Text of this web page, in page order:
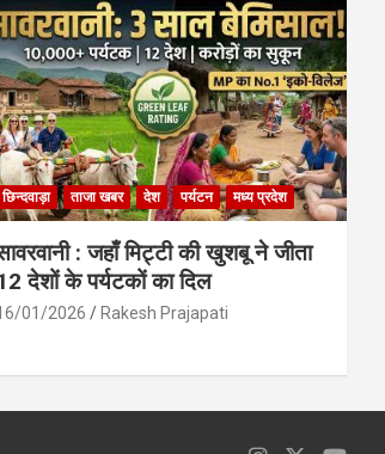
छिन्दवाड़ा ताजा खबर देश पर्यटन मध्य प्रदेश
: जहाँ मिट्टी की खुशबू ने जीता
देशों के पर्यटकों का दिल
01/2026 Rakesh Prajapati